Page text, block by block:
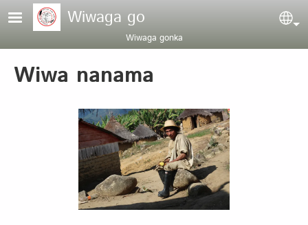
Pasar al contenido principal
Wiwaga go
Wiwaga gonka
Wiwa nanama